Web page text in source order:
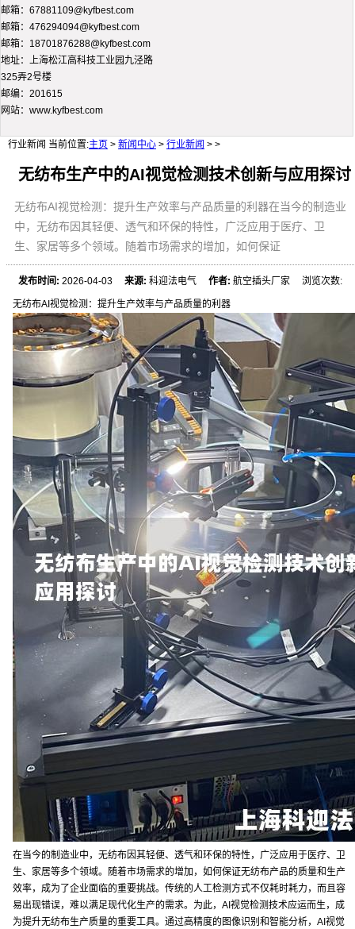
邮箱：67881109@kyfbest.com
邮箱：476294094@kyfbest.com
邮箱：18701876288@kyfbest.com
地址：上海松江高科技工业园九泾路
325弄2号楼
邮编：201615
网站：www.kyfbest.com
行业新闻 当前位置:主页 > 新闻中心 > 行业新闻 > >
无纺布生产中的AI视觉检测技术创新与应用探讨
无纺布AI视觉检测：提升生产效率与产品质量的利器在当今的制造业
中，无纺布因其轻便、透气和环保的特性，广泛应用于医疗、卫
生、家居等多个领域。随着市场需求的增加，如何保证
发布时间: 2026-04-03来源: 科迎法电气作者: 航空插头厂家 浏览次数:
无纺布AI视觉检测：提升生产效率与产品质量的利器
在当今的制造业中，无纺布因其轻便、透气和环保的特性，广泛应用于医疗、卫
生、家居等多个领域。随着市场需求的增加，如何保证无纺布产品的质量和生产
效率，成为了企业面临的重要挑战。传统的人工检测方式不仅耗时耗力，而且容
易出现错误，难以满足现代化生产的需求。为此，AI视觉检测技术应运而生，成
为提升无纺布生产质量的重要工具。通过高精度的图像识别和智能分析，AI视觉